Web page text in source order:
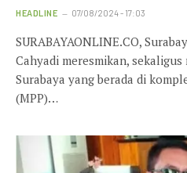
HEADLINE 07/08/2024 - 17:03
SURABAYAONLINE.CO,
Cahyadi meresmikan, sekaligus
Surabaya yang berada di
(MPP)…